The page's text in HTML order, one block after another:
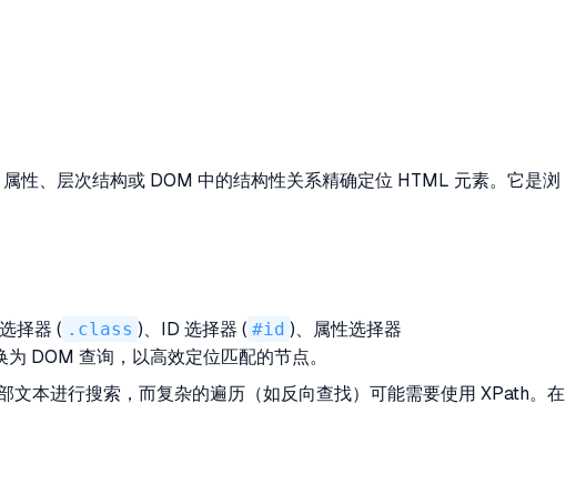
性、层次结构或 DOM 中的结构性关系精确定位 HTML 元素。它是浏
择器 ( .class )、ID 选择器 ( #id )、属性选择器
DOM 查询，以高效定位匹配的节点。
本进行搜索，而复杂的遍历（如反向查找）可能需要使用 XPath。在